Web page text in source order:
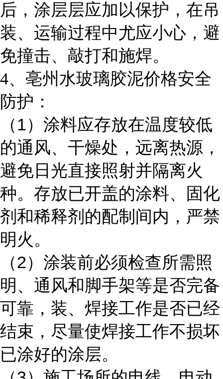
后，涂层层应加以保护，在吊
装、运输过程中尤应小心，避
免撞击、敲打和施焊。
4、亳州水玻璃胶泥价格安全
防护：
（1）涂料应存放在温度较低
的通风、干燥处，远离热源，
避免日光直接照射并隔离火
种。存放已开盖的涂料、固化
剂和稀释剂的配制间内，严禁
明火。
（2）涂装前必须检查所需照
明、通风和脚手架等是否完备
可靠，装、焊接工作是否已经
结束，尽量使焊接工作不损坏
已涂好的涂层。